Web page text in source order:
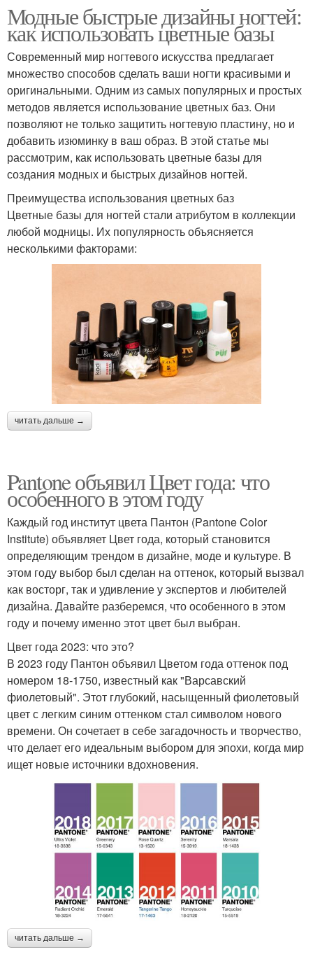
Модные быстрые дизайны ногтей:
как использовать цветные базы
Современный мир ногтевого искусства предлагает
множество способов сделать ваши ногти красивыми и
оригинальными. Одним из самых популярных и простых
методов является использование цветных баз. Они
позволяют не только защитить ногтевую пластину, но и
добавить изюминку в ваш образ. В этой статье мы
рассмотрим, как использовать цветные базы для
создания модных и быстрых дизайнов ногтей.
Преимущества использования цветных баз
Цветные базы для ногтей стали атрибутом в коллекции
любой модницы. Их популярность объясняется
несколькими факторами:
читать дальше →
Pantone объявил Цвет года: что
особенного в этом году
Каждый год институт цвета Пантон (Pantone Color
Institute) объявляет Цвет года, который становится
определяющим трендом в дизайне, моде и культуре. В
этом году выбор был сделан на оттенок, который вызвал
как восторг, так и удивление у экспертов и любителей
дизайна. Давайте разберемся, что особенного в этом
году и почему именно этот цвет был выбран.
Цвет года 2023: что это?
В 2023 году Пантон объявил Цветом года оттенок под
номером 18-1750, известный как "Варсавский
фиолетовый". Этот глубокий, насыщенный фиолетовый
цвет с легким синим оттенком стал символом нового
времени. Он сочетает в себе загадочность и творчество,
что делает его идеальным выбором для эпохи, когда мир
ищет новые источники вдохновения.
читать дальше →